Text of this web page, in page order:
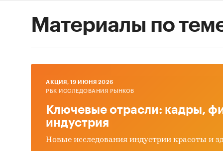
на
Материалы по
AКЦИЯ, 19 ИЮНЯ 2026
РБК ИССЛЕДОВАНИЯ РЫНКОВ
Ключевые отрасли: кадры,
индустрия
Новые исследования индустрии красоты и